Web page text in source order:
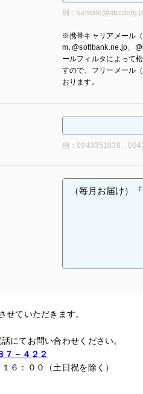
例：
※携帯キャリアメール
m､@softbank.ne.jp、
ールフィルタによって
すので、フリーメール
おります。
例：0943351038、
せていただきます。
にてお問い合わせください。
７－４２２
６：００（土日祝を除く）